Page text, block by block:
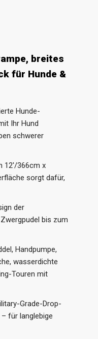
breites
für Hunde &
Hunde-
Ihr Hund
schwerer
12'/366cm x
sorgt dafür,
der
bis zum
Handpumpe,
wasserdichte
Touren mit
Grade-Drop-
für langlebige